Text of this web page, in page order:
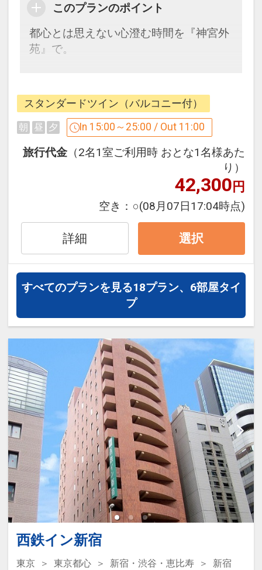
・手足を伸ばしてくつろげる大浴場
・湯浴み後は客室のテラスで自然ととも
に乾杯
・朝日が美しくきらめく、四季を感じな
＜アクセス＞
・都営地下鉄大江戸線「国立競技場」駅
より徒歩1分
・JR総武線「千駄ヶ谷」駅より徒歩5分
設定期間：2025年3月24日～2027年5月
インターネットコース番号：DP-2-
200000002260
このプランのポイント
都心とは思えない心澄む時間を『神宮外
苑』で。
間。
洗練されたサービスと別荘で過ごすよう
な、ぬくもりのひととき。
大自然を感じながらあなただけのスロー
今だけの瞬間を求めて日常を忘れる旅を
存分にお愉しみください。
非日常の休息時間をこころゆくまでご堪
能してみては。
＜おすすめポイント＞
・手足を伸ばしてくつろげる大浴場
・朝日が美しくきらめく、四季を感じな
がら森のお散歩
＜アクセス＞
・都営地下鉄大江戸線「国立競技場」駅
より徒歩1分
・JR総武線「千駄ヶ谷」駅より徒歩5分
設定期間：2025年3月24日～2027年5月
31日
インターネットコース番号：DP-2-
スタンダードツイン（バルコニー付）
朝 昼 夕 In 15:00～25:00 / Out 11:00
旅行代金 （2名1室ご利用時 おとな1名様あた
り）
42,300円
空き： ○(08月07日17:04時点)
詳細 選択
すべてのプランを見る18プラン、6部屋タイ
プ
西鉄イン新宿
東京 東京都心 新宿・渋谷・恵比寿
新宿